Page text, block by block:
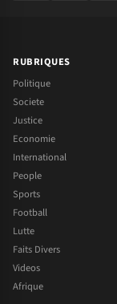
RUBRIQUES
Politique
Societe
Justice
Economie
International
People
Sports
Football
Lutte
Faits Divers
Videos
Afrique